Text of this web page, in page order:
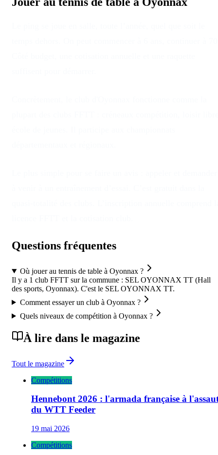
Questions fréquentes
Où jouer au tennis de table à Oyonnax ?
Il y a 1 club FFTT sur la commune : SEL OYONNAX TT (Hall
des sports, Oyonnax). C'est le SEL OYONNAX TT.
Comment essayer un club à Oyonnax ?
Quels niveaux de compétition à Oyonnax ?
À lire dans le magazine
Tout le magazine
Compétitions
Hennebont 2026 : l'armada française à
du WTT Feeder
19 mai 2026
Compétitions